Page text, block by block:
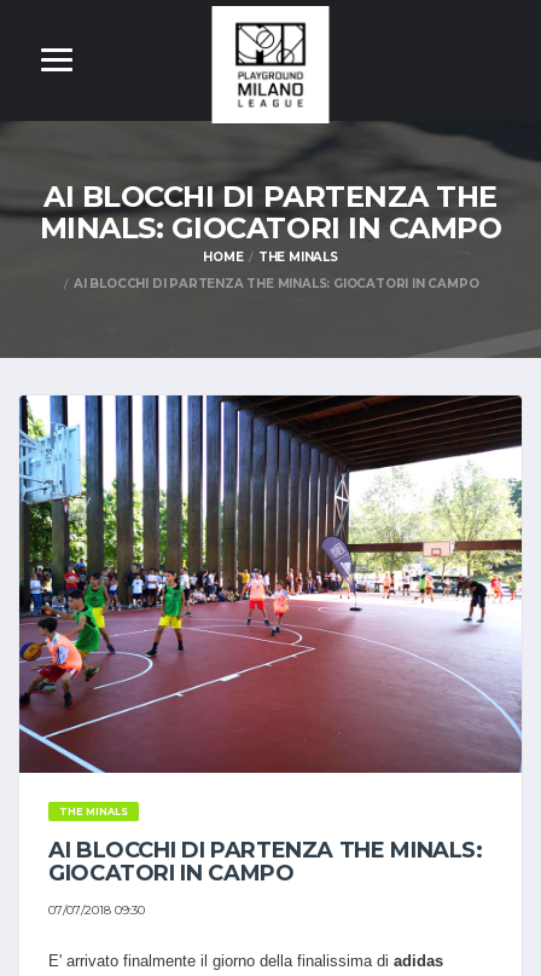
AI BLOCCHI DI PARTENZA THE
MINALS: GIOCATORI IN CAMPO
HOME
THE MINALS
AI BLOCCHI DI PARTENZA THE MINALS: GIOCATORI IN CAMPO
THE MINALS
AI BLOCCHI DI PARTENZA THE MINALS:
GIOCATORI IN CAMPO
07/07/2018 09:30
E' arrivato finalmente il giorno della finalissima di adidas